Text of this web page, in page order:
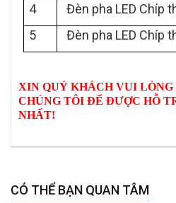
4
Đèn pha LED Chíp
5
Đèn pha LED Chíp
XIN QUÝ KHÁCH VUI
CHÚNG TÔI ĐỂ ĐƯỢC HỖ
NHẤT!
CÓ THỂ BẠN QUAN TÂM